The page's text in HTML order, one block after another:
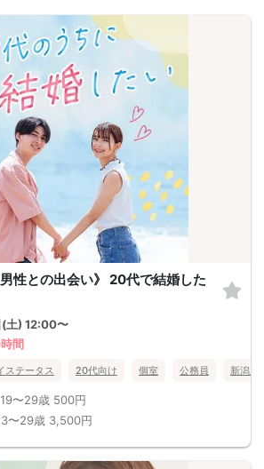
性との出会い》 20代で結婚した
土) 12:00〜
間
ステータス 20代向け 個室 公務員 新潟県
19〜29歳 500円
〜29歳 3,500円